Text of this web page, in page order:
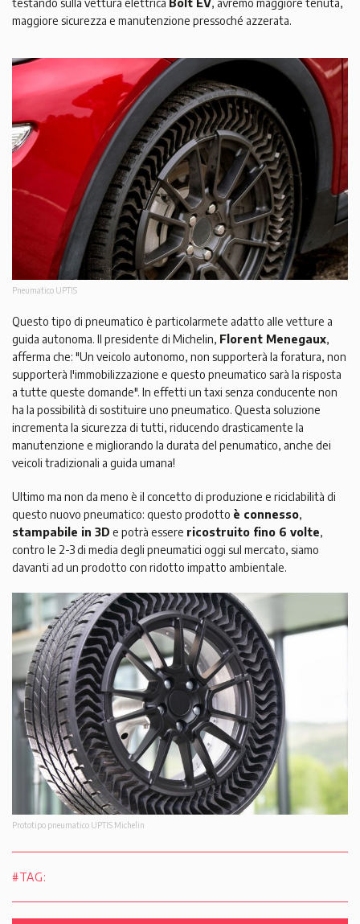
testando sulla vettura elettrica Bolt EV, avremo maggiore tenuta,
maggiore sicurezza e manutenzione pressoché azzerata.
Pneumatico UPTIS
Questo tipo di pneumatico è particolarmete adatto alle vetture a
guida autonoma. Il presidente di Michelin, Florent Menegaux,
afferma che: "Un veicolo autonomo, non supporterà la foratura, non
supporterà l'immobilizzazione e questo pneumatico sarà la risposta
a tutte queste domande". In effetti un taxi senza conducente non
ha la possibilità di sostituire uno pneumatico. Questa soluzione
incrementa la sicurezza di tutti, riducendo drasticamente la
manutenzione e migliorando la durata del penumatico, anche dei
veicoli tradizionali a guida umana!
Ultimo ma non da meno è il concetto di produzione e riciclabilità di
questo nuovo pneumatico: questo prodotto è connesso,
stampabile in 3D e potrà essere ricostruito fino 6 volte,
contro le 2-3 di media degli pneumatici oggi sul mercato, siamo
davanti ad un prodotto con ridotto impatto ambientale.
Prototipo pneumatico UPTIS Michelin
#TAG: